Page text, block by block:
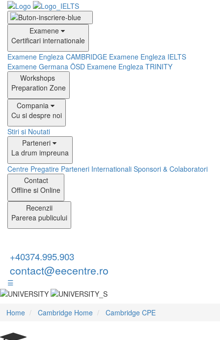
Examene
Certificari internationale
Examene Engleza CAMBRIDGE Examene Engleza IELTS
Examene Germana ÖSD Examene Engleza TRINITY
Workshops
Preparation Zone
Compania
Cu si despre noi
Stiri si Noutati
Parteneri
La drum impreuna
Centre Pregatire Parteneri Internationali Sponsori & Colaboratori
Contact
Offline si Online
Recenzii
Parerea publicului
+40374.995.903
contact@eecentre.ro
☰
Home Cambridge Home Cambridge CPE